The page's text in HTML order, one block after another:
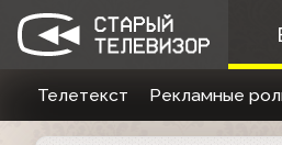
Телетекст Рекламные